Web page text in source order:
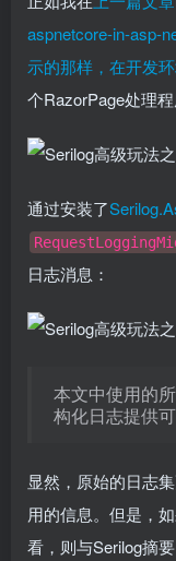
aspnetcore-in-asp-
示的那样，在开发
个RazorPage处理
通过安装了
日志消息：
本文中使用的
构化日志提供
显然，原始的日志
用的信息。但是，
看，则与Serilog摘